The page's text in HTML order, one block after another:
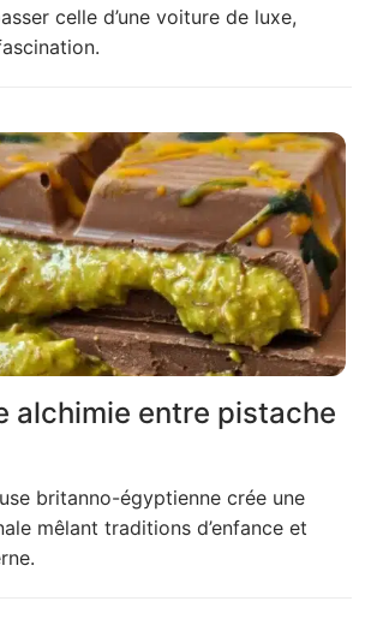
celle d’une voiture de luxe,
alchimie entre pistache
britanno-égyptienne crée une
mêlant traditions d’enfance et